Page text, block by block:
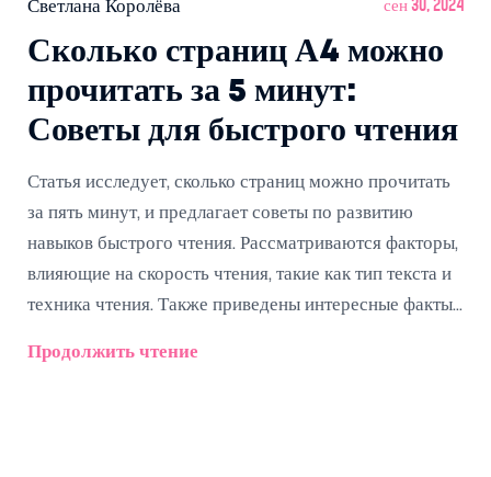
Светлана Королёва сен 30, 2024
Сколько страниц А4 можно
прочитать за 5 минут:
Советы для быстрого чтения
Статья исследует, сколько страниц можно прочитать
за пять минут, и предлагает советы по развитию
навыков быстрого чтения. Рассматриваются факторы,
влияющие на скорость чтения, такие как тип текста и
техника чтения. Также приведены интересные факты
желающих усовершенствовать свои навыки и
Продолжить чтение